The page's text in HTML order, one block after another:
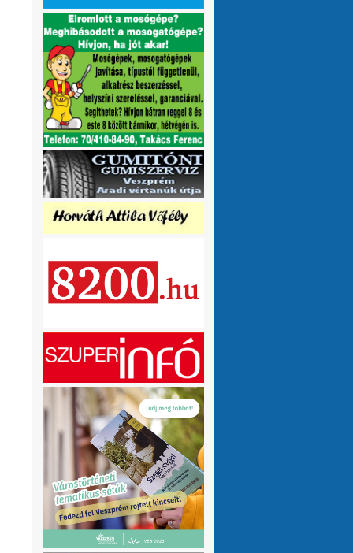
olvasnám.Üdv
10 hónap 1 hét
VMeteo-Zooltán:Remek asszisztens
Köszi az infót. Lehet mit böngészni.
1 év 2 hónap
P.Csaba:Űjra elérhetőek a honlapomon
a klíma adatok (2007-től, havi
részletességgel, napi bontásban):
https://tinyurl.com/24vslpzg A ChatGPT 3
perc alatt megtalálta a hibát a PHP-ben,
ami nekem hónapok óta nem sikerült...
1 év 2 hónap
VMeteo-Zooltán
Nézd már, van itt egy
üzenőfal
VMeteo-Zooltán:Hopp, meggyógyult
1 év 4 hónap
Valami frissítés rosszul sikerült :/
1 év 4
hónap